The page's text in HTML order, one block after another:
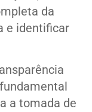
da
e identificar
a tomada de